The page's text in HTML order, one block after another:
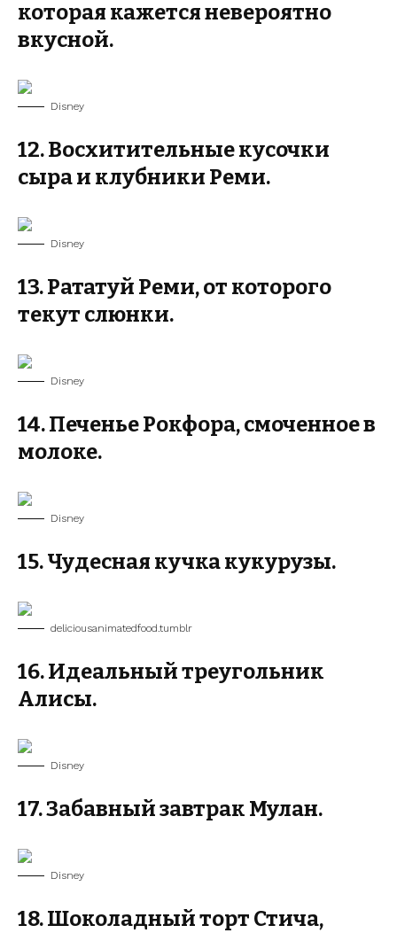
которая кажется невероятно
вкусной.
Disney
12. Восхитительные кусочки
сыра и клубники Реми.
Disney
13. Рататуй Реми, от которого
текут слюнки.
Disney
14. Печенье Рокфора, смоченное в
молоке.
Disney
15. Чудесная кучка кукурузы.
deliciousanimatedfood.tumblr
16. Идеальный треугольник
Алисы.
Disney
17. Забавный завтрак Мулан.
Disney
18. Шоколадный торт Стича,